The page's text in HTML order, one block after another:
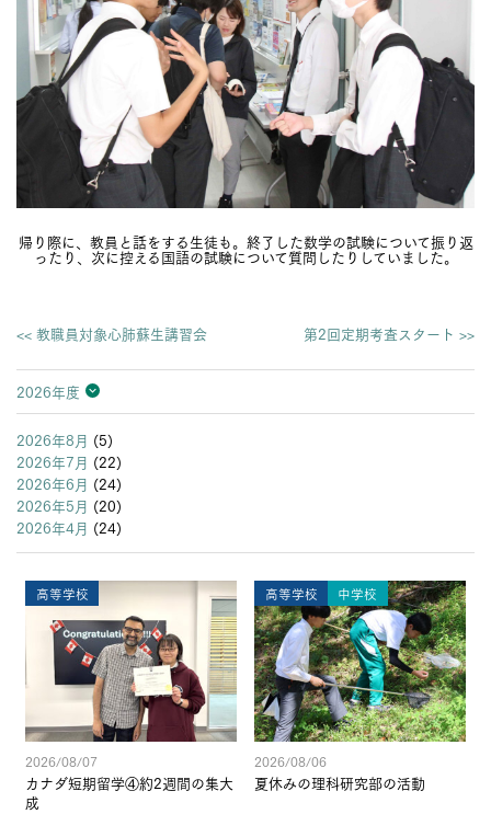
帰り際に、教員と話をする生徒も。終了した数学の試験について振り返
ったり、次に控える国語の試験について質問したりしていました。
<< 教職員対象心肺蘇生講習会 第2回定期考査スタート >>
2026年度
2026年度
2025年度
2024年度
2023年度
2022年度
2021年度
2020年度
2019年度
2018年度
2017年度
2016年度
2015年度
2014年度
2013年度
2026年8月 (5)
2026年7月 (22)
2026年6月 (24)
2026年5月 (20)
2026年4月 (24)
高等学校
2026/08/07
カナダ短期留学④約2週間の集大
成
高等学校 中学校
2026/08/06
夏休みの理科研究部の活動